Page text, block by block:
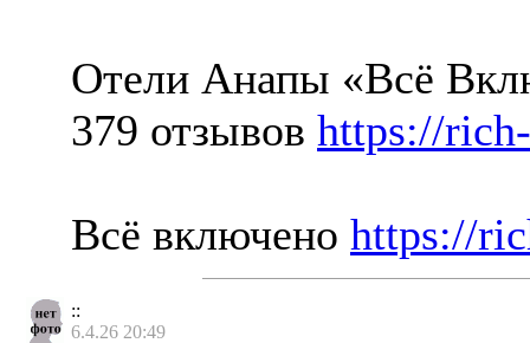
Отели Анапы «Всё
379 отзывов https://
Всё включено https://
::
6.4.26 20:49